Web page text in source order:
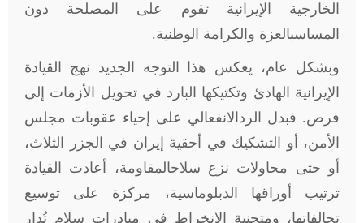
الخارجية الإيرانية تقوم على المصلحة دون
المساسبالعزة والكرامة الوطنية.
وبشكل عام، يعكس هذا التوجه الجديد نهج القيادة
الإيرانية الهادئ وتكتيكها البارد في تحويل الأزمات إلى
فرص. فبدل الردالانفعالي على إحياء عقوبات مجلس
الأمن، أو التشكيك في أحقية إيران في الجزر الثلاث،
أو حتى محاولات نزع سلاحالمقاومة، أعادت القيادة
ترتيب أوراقها الدبلوماسية، مركزة على توسيع
تحالفاتها، ومتجنبة الانخراط في مبادرات سلام تُدار